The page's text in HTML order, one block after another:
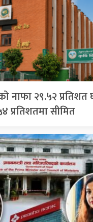
नाफा २९.५२ प्रतिशत
प्रतिशतमा सीमित